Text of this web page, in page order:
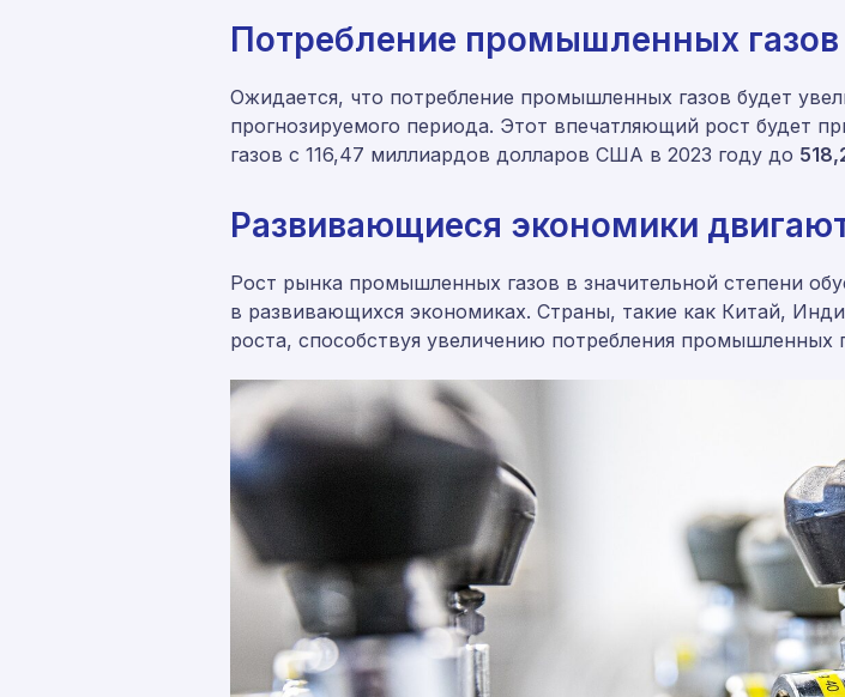
Потребление промышленных газов
Ожидается, что потребление промышленных газов будет
прогнозируемого периода. Этот впечатляющий рост будет
газов с 116,47 миллиардов долларов США в 2023 году до
Развивающиеся экономики
Рост рынка промышленных газов в значительной степени
в развивающихся экономиках. Страны, такие как Китай,
роста, способствуя увеличению потребления промышленных